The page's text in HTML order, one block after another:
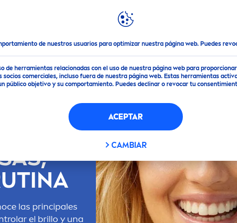
de nuestros usuarios para optimizar nuestra página web. Puedes
de herramientas relacionadas con el uso de nuestra página web para
comerciales, incluso fuera de nuestra página web. Estas herramientas
público objetivo y su comportamiento. Puedes declinar o revocar tu
ACEPTAR
CAMBIAR
DESTACADOS
grasa: causas, consejos y rutina
las principales
el brillo y una